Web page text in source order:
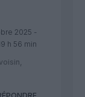
2025 -
h 56 min